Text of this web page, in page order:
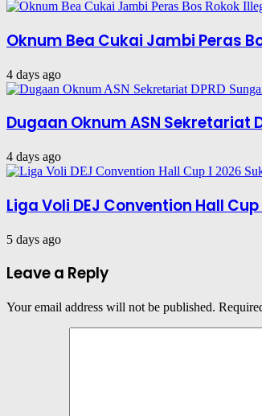
Oknum Bea Cukai Jambi Peras
4 days ago
Dugaan Oknum ASN Sekretariat
4 days ago
Liga Voli DEJ Convention Hall
5 days ago
Leave a Reply
Your email address will not be published.